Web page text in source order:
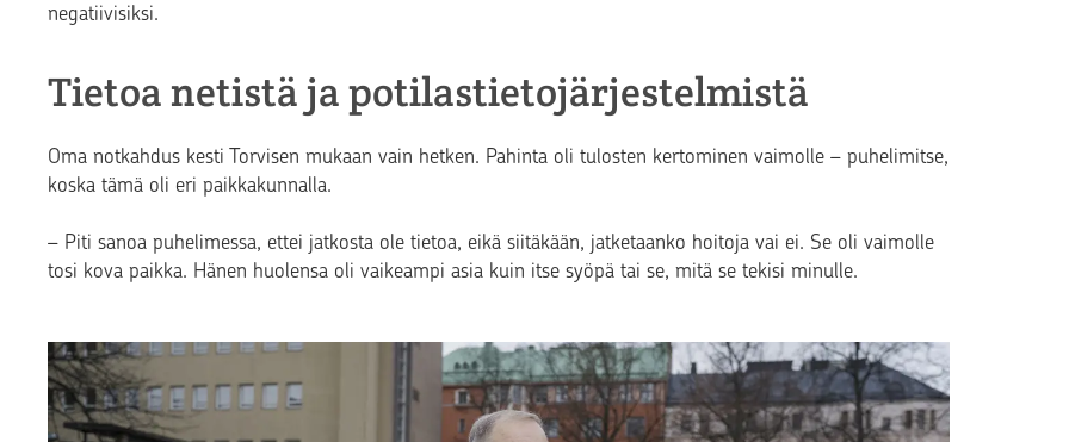
negatiivisiksi.
Tietoa netistä ja potilastietojärjestelmistä
Oma notkahdus kesti Torvisen mukaan vain hetken. Pahinta oli tulosten kertominen vaimolle – puhelimitse,
koska tämä oli eri paikkakunnalla.
– Piti sanoa puhelimessa, ettei jatkosta ole tietoa, eikä siitäkään, jatketaanko hoitoja vai ei. Se oli vaimolle
tosi kova paikka. Hänen huolensa oli vaikeampi asia kuin itse syöpä tai se, mitä se tekisi minulle.